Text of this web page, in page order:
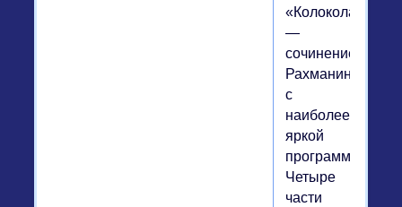
«Колокола»
—
сочинение
Рахманинова
с
наиболее
яркой
программностью.
Четыре
части